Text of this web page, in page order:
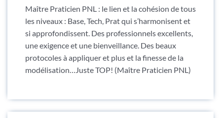
Maître Praticien PNL : le lien et la cohésion de tous
les niveaux : Base, Tech, Prat qui s’harmonisent et
si approfondissent. Des professionnels excellents,
une exigence et une bienveillance. Des beaux
protocoles à appliquer et plus et la finesse de la
modélisation…Juste TOP! (Maître Praticien PNL)